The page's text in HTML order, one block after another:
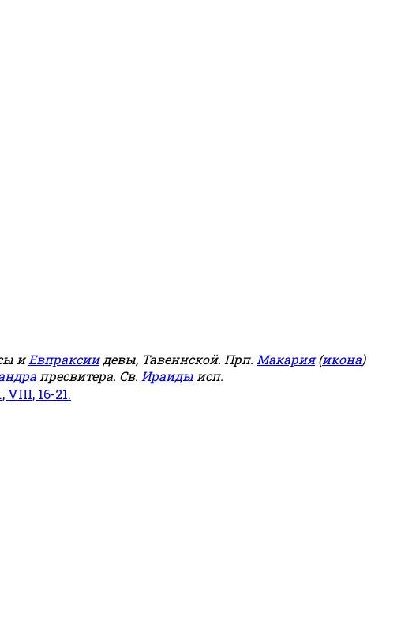
иЕвпраксиидевы, Тавеннской. Прп. Макария(икона)
пресвитера. Св. Ираиды исп.
VIII, 16-21.